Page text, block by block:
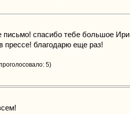
письмо! спасибо тебе большое
прессе! благодарю еще раз!
5)